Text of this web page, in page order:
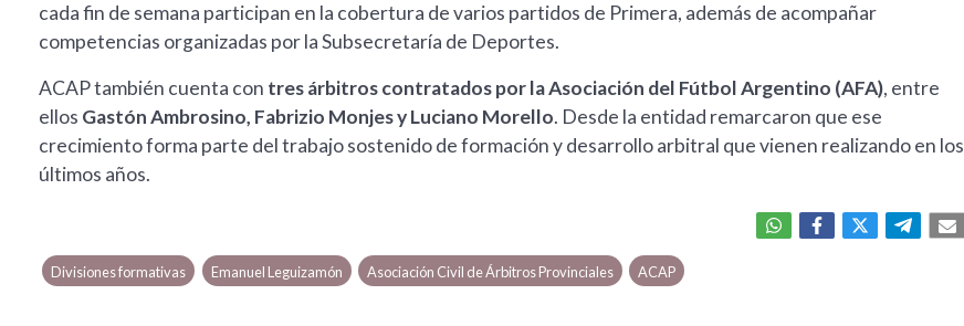
cada fin de semana participan en la cobertura de varios partidos de Primera, además de acompañar
competencias organizadas por la Subsecretaría de Deportes.
ACAP también cuenta con tres árbitros contratados por la Asociación del Fútbol Argentino (AFA), entre
ellos Gastón Ambrosino, Fabrizio Monjes y Luciano Morello. Desde la entidad remarcaron que ese
crecimiento forma parte del trabajo sostenido de formación y desarrollo arbitral que vienen realizando en los
últimos años.
Divisiones formativas Emanuel Leguizamón Asociación Civil de Árbitros Provinciales ACAP